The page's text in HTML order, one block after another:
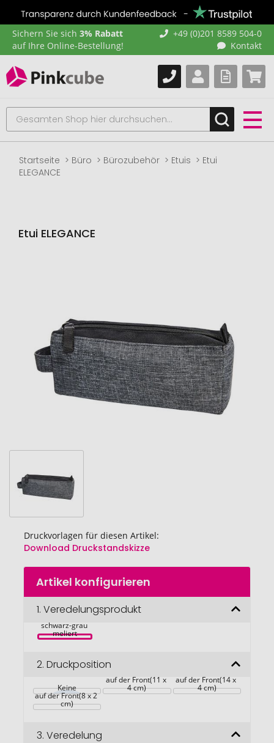
Sichern Sie sich 3% Rabatt
auf Ihre Online-Bestellung!
+49 (0)201 8589 504-0
Kontakt
Startseite Büro Bürozubehör Etuis
Etui
ELEGANCE
Etui ELEGANCE
Druckvorlagen für diesen Artikel:
Download Druckstandskizze
Zum
Anfang
Bildgalerie
Artikel konfigurieren
1. Veredelungsprodukt
schwarz-grau
meliert
2. Druckposition
Keine
auf der Front(11 x
4 cm)
auf der Front(14 x
4 cm)
auf der Front(8 x 2
cm)
3. Veredelung